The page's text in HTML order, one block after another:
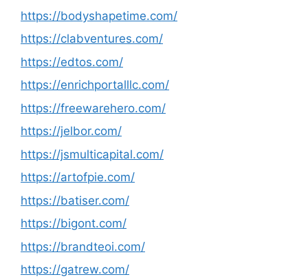
https://bodyshapetime.com/
https://clabventures.com/
https://edtos.com/
https://enrichportalllc.com/
https://freewarehero.com/
https://jelbor.com/
https://jsmulticapital.com/
https://artofpie.com/
https://batiser.com/
https://bigont.com/
https://brandteoi.com/
https://gatrew.com/